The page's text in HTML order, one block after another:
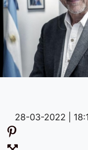
28-03-2022 |